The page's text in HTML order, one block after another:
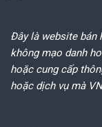
Đây là website bán
không mạo danh
hoặc cung cấp
hoặc dịch vụ mà